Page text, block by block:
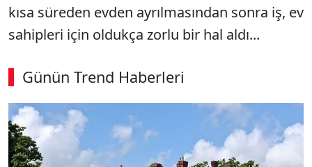
kısa süreden evden ayrılmasından sonra iş, ev
sahipleri için oldukça zorlu bir hal aldı...
Günün Trend Haberleri